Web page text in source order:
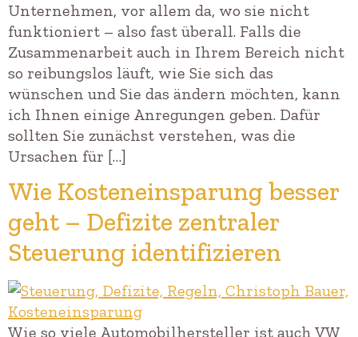
Unternehmen, vor allem da, wo sie nicht
funktioniert – also fast überall. Falls die
Zusammenarbeit auch in Ihrem Bereich nicht
so reibungslos läuft, wie Sie sich das
wünschen und Sie das ändern möchten, kann
ich Ihnen einige Anregungen geben. Dafür
sollten Sie zunächst verstehen, was die
Ursachen für […]
Wie Kosteneinsparung besser
geht – Defizite zentraler
Steuerung identifizieren
Wie so viele Automobilhersteller ist auch VW